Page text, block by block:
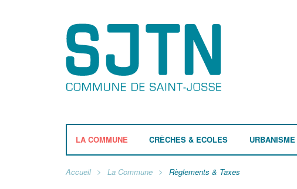
LA COMMUNE CRÈCHES & ECOLES
Accueil La Commune Règlements & Taxes